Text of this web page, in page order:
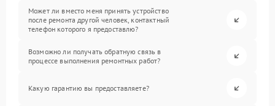
Может ли вместо меня принять устройство
после ремонта другой человек, контактный
телефон которого я предоставлю?
Возможно ли получать обратную связь в
процессе выполнения ремонтных работ?
Какую гарантию вы предоставляете?